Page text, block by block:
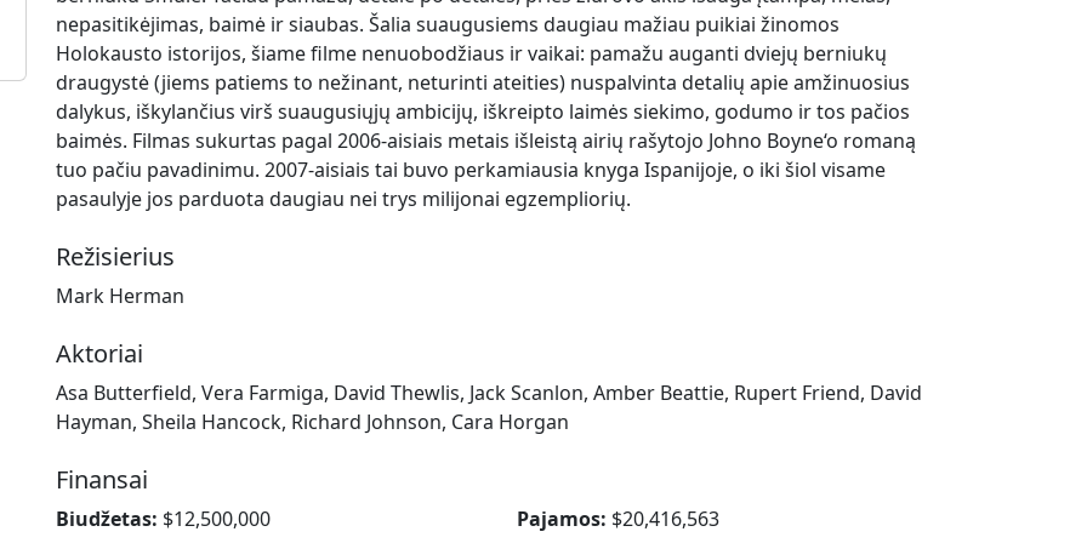
nepasitikėjimas, baimė ir siaubas. Šalia suaugusiems daugiau mažiau puikiai žinomos
Holokausto istorijos, šiame filme nenuobodžiaus ir vaikai: pamažu auganti dviejų berniukų
draugystė (jiems patiems to nežinant, neturinti ateities) nuspalvinta detalių apie amžinuosius
dalykus, iškylančius virš suaugusiųjų ambicijų, iškreipto laimės siekimo, godumo ir tos pačios
baimės. Filmas sukurtas pagal 2006-aisiais metais išleistą airių rašytojo Johno Boyne‘o romaną
tuo pačiu pavadinimu. 2007-aisiais tai buvo perkamiausia knyga Ispanijoje, o iki šiol visame
pasaulyje jos parduota daugiau nei trys milijonai egzempliorių.
Režisierius
Mark Herman
Aktoriai
Asa Butterfield, Vera Farmiga, David Thewlis, Jack Scanlon, Amber Beattie, Rupert Friend, David
Hayman, Sheila Hancock, Richard Johnson, Cara Horgan
Finansai
Biudžetas: $12,500,000 Pajamos: $20,416,563